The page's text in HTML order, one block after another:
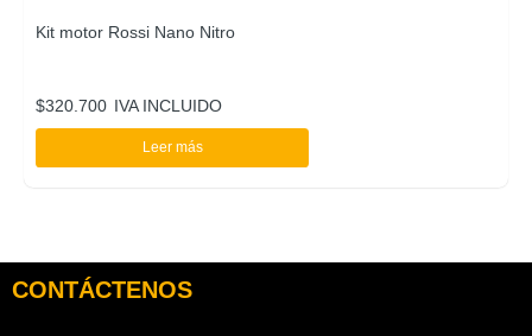
Kit motor Rossi Nano Nitro
$320.700 IVA INCLUIDO
Leer más
CONTÁCTENOS